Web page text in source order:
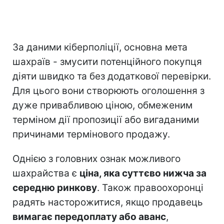
За даними кіберполіції, основна мета
шахраїв - змусити потенційного покупця
діяти швидко та без додаткової перевірки.
Для цього вони створюють оголошення з
дуже привабливою ціною, обмеженим
терміном дії пропозиції або вигаданими
причинами термінового продажу.
Однією з головних ознак можливого
шахрайства є ціна, яка суттєво нижча за
середню ринкову. Також правоохоронці
радять насторожитися, якщо продавець
вимагає передоплату або аванс,